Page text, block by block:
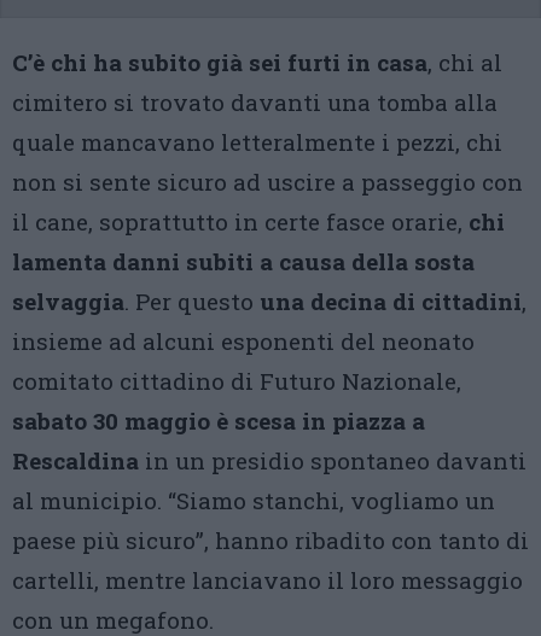
C’è chi ha subito già sei furti in casa, chi al
cimitero si trovato davanti una tomba alla
quale mancavano letteralmente i pezzi, chi
non si sente sicuro ad uscire a passeggio con
il cane, soprattutto in certe fasce orarie, chi
lamenta danni subiti a causa della sosta
selvaggia. Per questo una decina di cittadini,
insieme ad alcuni esponenti del neonato
comitato cittadino di Futuro Nazionale,
sabato 30 maggio è scesa in piazza a
Rescaldina in un presidio spontaneo davanti
al municipio. “Siamo stanchi, vogliamo un
paese più sicuro”, hanno ribadito con tanto di
cartelli, mentre lanciavano il loro messaggio
con un megafono.